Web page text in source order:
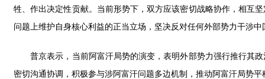
牲、作出决定性贡献。当前形势下，双方应该密切战略协作，相互
问题上维护自身核心利益的正当立场，坚决反对任何外部势力干涉
普京表示，当前阿富汗局势的演变，表明外部势力强行推行其政
密切沟通协调，积极参与涉阿富汗问题多边机制，推动阿富汗局势